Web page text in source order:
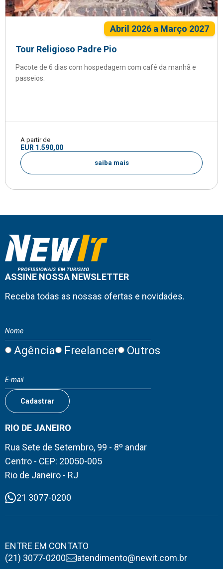
Abril 2026 a Março 2027
Tour Religioso Padre Pio
Pacote de 6 dias com hospedagem com café da manhã e
passeios.
A partir de
EUR 1.590,00
saiba mais
ASSINE NOSSA NEWSLETTER
Receba todas as nossas ofertas e novidades.
Agência Freelancer Outros
RIO DE JANEIRO
Rua Sete de Setembro, 99 - 8º andar
Centro - CEP: 20050-005
Rio de Janeiro - RJ
21 3077-0200
ENTRE EM CONTATO
(21) 3077-0200
atendimento@newit.com.br